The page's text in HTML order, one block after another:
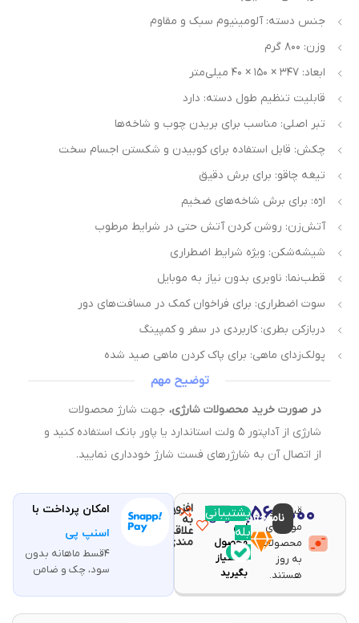
جنس دسته: آلومینیوم سبک و مقاوم
وزن: ۸۰۰ گرم
ابعاد: ۳۴۷ × ۱۵۰ × ۴۰ میلی‌متر
قابلیت تنظیم طول دسته: دارد
تبر اصلی: مناسب برای بریدن چوب و شاخه‌ها
چکش: قابل استفاده برای کوبیدن و شکستن اجسام سخت
تیغه چاقو: برای برش دقیق
ارّه: برای برش شاخه‌های ضخیم
آتش‌زن: روشن کردن آتش حتی در شرایط مرطوب
شیشه‌شکن: ویژه شرایط اضطراری
قطب‌نما: ناوبری بدون نیاز به موبایل
سوت اضطراری: برای فراخوان کمک در مسافت‌های دور
دربازکن بطری: کاربردی در سفر و کمپینگ
پولک‌زدای ماهی: برای پاک کردن ماهی صید شده
توضیح مهم
در صورت خرید محصولات شارژی،جهت شارژ محصولات
شارژی از آداپتور ۵ ولت استاندارد یا پاور بانک استفاده کنید و
از اتصال آن به شارژرهای فست شارژ خودداری نمایید.
قیمت و
موجودی
محصولات
به روز
هستند.
۴,۵۶۰,۰۰۰تومان ناموجودبا خرید
این
محصول
امتیاز
بگیرید
پشتیبانی
بله
افزودن
به
علاقه
مندی
مقایسه
امکان پرداخت با
اسنپ پی
۴قسط ماهانه بدون
سود، چک و ضامن